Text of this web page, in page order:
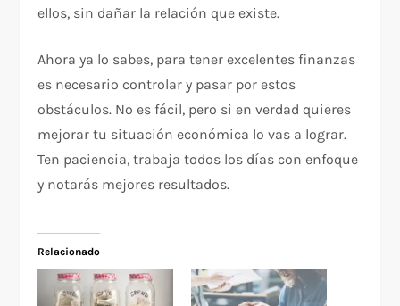
ellos, sin dañar la relación que existe.
Ahora ya lo sabes, para tener excelentes finanzas
es necesario controlar y pasar por estos
obstáculos. No es fácil, pero si en verdad quieres
mejorar tu situación económica lo vas a lograr.
Ten paciencia, trabaja todos los días con enfoque
y notarás mejores resultados.
Relacionado